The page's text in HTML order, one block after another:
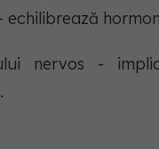
nervos -